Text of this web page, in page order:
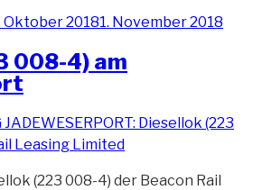
Oktober 20181. November 2018
008-4) am
(223 008-4) der Beacon Rail